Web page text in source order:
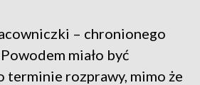
– chronionego
miało być
rozprawy, mimo że